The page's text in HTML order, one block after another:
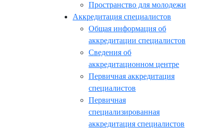
Пространство для молодежи
Аккредитация специалистов
Общая информация об
аккредитации специалистов
Сведения об
аккредитационном центре
Первичная аккредитация
специалистов
Первичная
специализированная
аккредитация специалистов